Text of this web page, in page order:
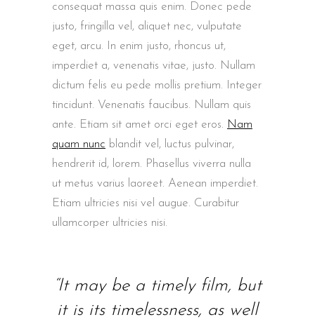
consequat massa quis enim. Donec pede
justo, fringilla vel, aliquet nec, vulputate
eget, arcu. In enim justo, rhoncus ut,
imperdiet a, venenatis vitae, justo. Nullam
dictum felis eu pede mollis pretium. Integer
tincidunt. Venenatis faucibus. Nullam quis
ante. Etiam sit amet orci eget eros. Nam
quam nunc blandit vel, luctus pulvinar,
hendrerit id, lorem. Phasellus viverra nulla
ut metus varius laoreet. Aenean imperdiet.
Etiam ultricies nisi vel augue. Curabitur
ullamcorper ultricies nisi.
“It may be a timely film, but
it is its timelessness, as well